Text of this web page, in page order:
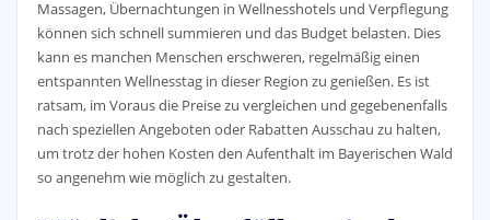
Massagen, Übernachtungen in Wellnesshotels und Verpflegung
können sich schnell summieren und das Budget belasten. Dies
kann es manchen Menschen erschweren, regelmäßig einen
entspannten Wellnesstag in dieser Region zu genießen. Es ist
ratsam, im Voraus die Preise zu vergleichen und gegebenenfalls
nach speziellen Angeboten oder Rabatten Ausschau zu halten,
um trotz der hohen Kosten den Aufenthalt im Bayerischen Wald
so angenehm wie möglich zu gestalten.